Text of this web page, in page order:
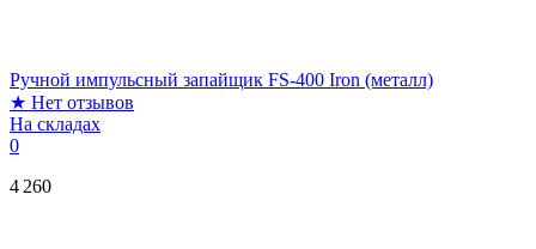
Ручной импульсный запайщик FS-400 Iron (металл)
★ Нет отзывов
На складах
0
4 260